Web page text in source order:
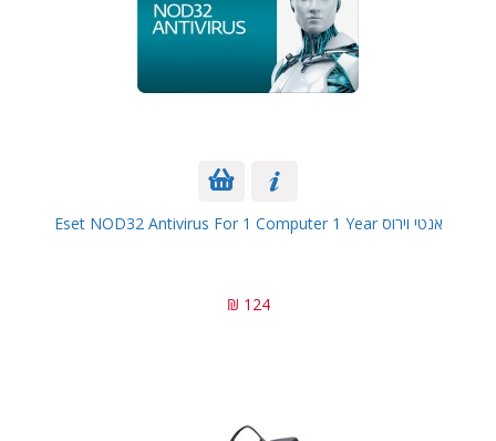
אנטי וירוס Eset NOD32 Antivirus For 1 Computer 1 Year
124 ₪